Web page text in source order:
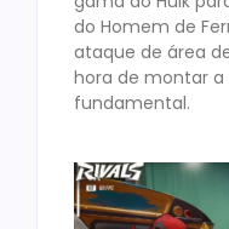
do Homem de
ataque de área
hora de montar
fundamental.